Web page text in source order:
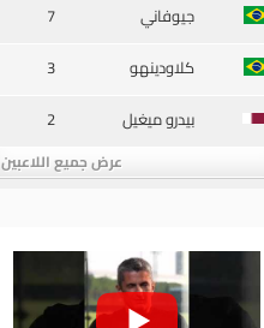
جيوفاني
7
كلاودينهو
3
بيدرو ميغيل
2
عرض جميع اللاعبين